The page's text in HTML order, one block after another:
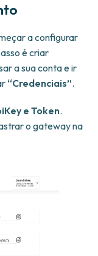
a configurar
é criar
a sua conta e ir
“Credenciais”.
e Token.
o gateway na